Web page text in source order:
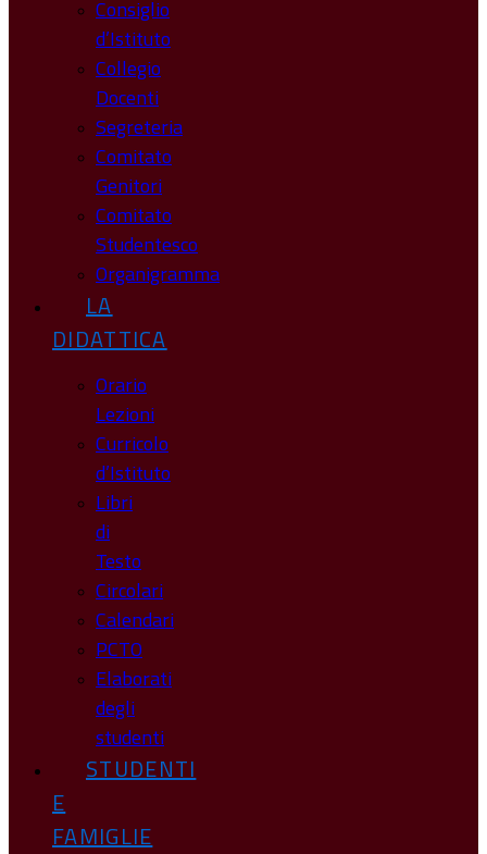
Consiglio
d’Istituto
Collegio
Docenti
Segreteria
Comitato
Genitori
Comitato
Studentesco
Organigramma
LA
DIDATTICA
Orario
Lezioni
Curricolo
d’Istituto
Libri
di
Testo
Circolari
Calendari
PCTO
Elaborati
degli
studenti
STUDENTI
E
FAMIGLIE